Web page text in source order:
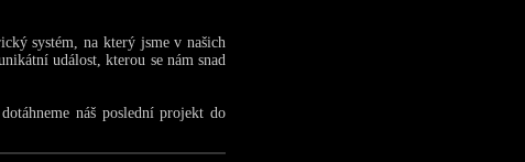
systém, na který jsme v našich
událost, kterou se nám snad
náš poslední projekt do